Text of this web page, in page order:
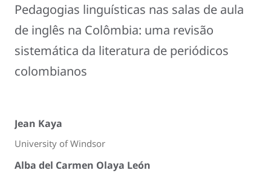
Pedagogias linguísticas nas salas de aula
de inglês na Colômbia: uma revisão
sistemática da literatura de periódicos
colombianos
Jean Kaya
University of Windsor
Alba del Carmen Olaya León